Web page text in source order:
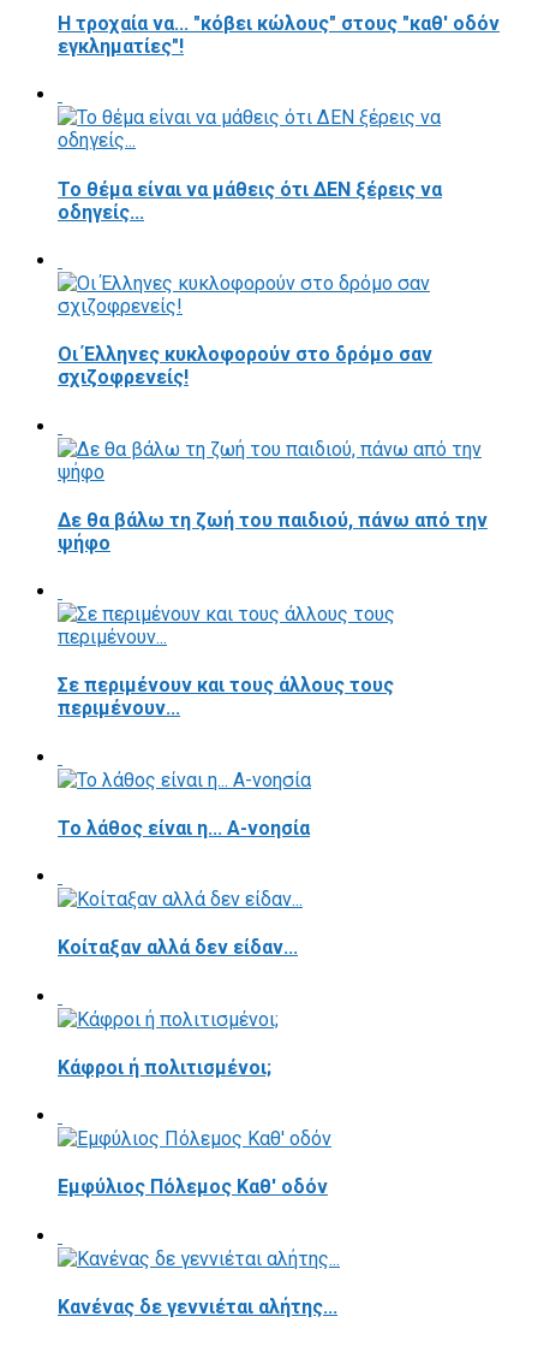
Η τροχαία να... "κόβει κώλους" στους "καθ' οδόν
εγκληματίες"!
Το θέμα είναι να μάθεις ότι ΔΕΝ ξέρεις να
οδηγείς...
Οι Έλληνες κυκλοφορούν στο δρόμο σαν
σχιζοφρενείς!
Δε θα βάλω τη ζωή του παιδιού, πάνω από την
ψήφο
Σε περιμένουν και τους άλλους τους
περιμένουν...
Το λάθος είναι η... Α-νοησία
Κοίταξαν αλλά δεν είδαν...
Κάφροι ή πολιτισμένοι;
Εμφύλιος Πόλεμος Καθ' οδόν
Κανένας δε γεννιέται αλήτης...